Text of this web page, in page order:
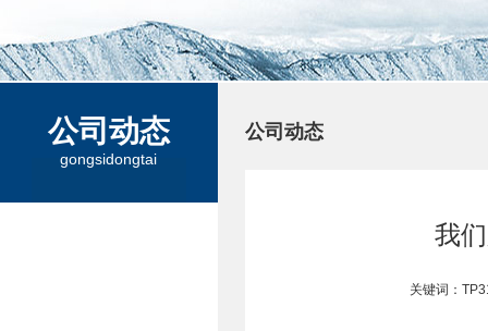
公司动态
gongsidongtai
公司动态
我
关键词：